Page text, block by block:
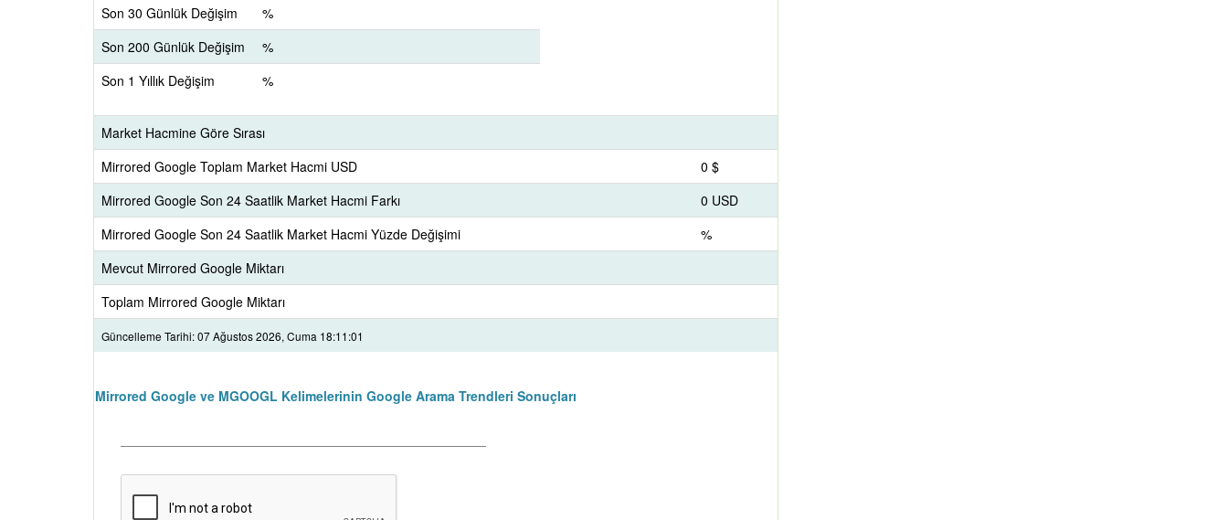
Son 30 Günlük Değişim
%
Son 200 Günlük Değişim
%
Son 1 Yıllık Değişim
%
Market Hacmine Göre Sırası
Mirrored Google Toplam Market Hacmi USD
0 $
Mirrored Google Son 24 Saatlik Market Hacmi Farkı
0 USD
Mirrored Google Son 24 Saatlik Market Hacmi Yüzde Değişimi
%
Mevcut Mirrored Google Miktarı
Toplam Mirrored Google Miktarı
Güncelleme Tarihi: 07 Ağustos 2026, Cuma 18:11:01
Mirrored Google ve MGOOGL Kelimelerinin Google Arama Trendleri Sonuçları